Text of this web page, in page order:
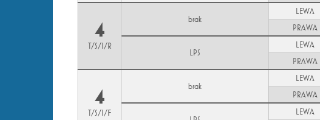
4
T/S/I/R
brak
LEWA
PRAWA
LPS
LEWA
PRAWA
4
T/S/I/F
brak
LEWA
PRAWA
LEWA